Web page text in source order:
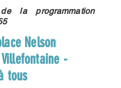
la programmation
Nelson
-
tous